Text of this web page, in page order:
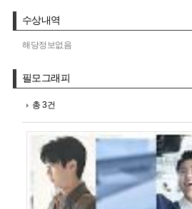
수상내역
해당정보없음
필모그래피
총 3건